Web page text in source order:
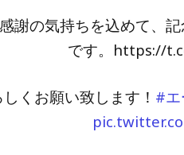
謝の気持ちを込めて、
です。https://
くお願い致します！ #